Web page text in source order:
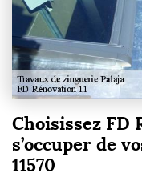
Choisissez FD
s’occuper de
11570